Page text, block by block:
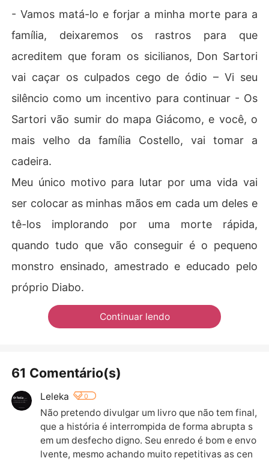
- Vamos matá-lo e forjar a minha morte para a
família, deixaremos os rastros para que
acreditem que foram os sicilianos, Don Sartori
vai caçar os culpados cego de ódio – Vi seu
silêncio como um incentivo para continuar - Os
Sartori vão sumir do mapa Giácomo, e você, o
mais velho da família Costello, vai tomar a
cadeira.
Meu único motivo para lutar por uma vida vai
ser colocar as minhas mãos em cada um deles e
tê-los implorando por uma morte rápida,
quando tudo que vão conseguir é o pequeno
monstro ensinado, amestrado e educado pelo
próprio Diabo.
Continuar lendo
61 Comentário(s)
Leleka 0
Não pretendo divulgar um livro que não tem final,
que a história é interrompida de forma abrupta s
em um desfecho digno. Seu enredo é bom e envo
lvente, mesmo achando muito repetitivas as cen